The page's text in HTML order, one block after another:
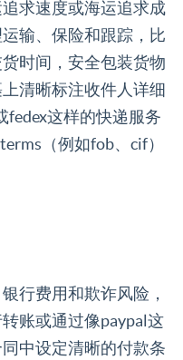
求速度或海运追求成
输、保险和跟踪，比
时间，安全包装货物
清晰标注收件人详细
fedex这样的快递服务
（例如fob、cif）
行费用和欺诈风险，
账或通过像paypal这
中设定清晰的付款条